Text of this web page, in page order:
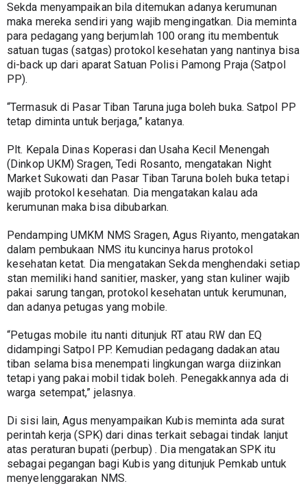
Sekda menyampaikan bila ditemukan adanya kerumunan
maka mereka sendiri yang wajib mengingatkan. Dia meminta
para pedagang yang berjumlah 100 orang itu membentuk
satuan tugas (satgas) protokol kesehatan yang nantinya bisa
di-back up dari aparat Satuan Polisi Pamong Praja (Satpol
PP).
“Termasuk di Pasar Tiban Taruna juga boleh buka. Satpol PP
tetap diminta untuk berjaga,” katanya.
Plt. Kepala Dinas Koperasi dan Usaha Kecil Menengah
(Dinkop UKM) Sragen, Tedi Rosanto, mengatakan Night
Market Sukowati dan Pasar Tiban Taruna boleh buka tetapi
wajib protokol kesehatan. Dia mengatakan kalau ada
kerumunan maka bisa dibubarkan.
Pendamping UMKM NMS Sragen, Agus Riyanto, mengatakan
dalam pembukaan NMS itu kuncinya harus protokol
kesehatan ketat. Dia mengatakan Sekda menghendaki setiap
stan memiliki hand sanitier, masker, yang stan kuliner wajib
pakai sarung tangan, protokol kesehatan untuk kerumunan,
dan adanya petugas yang mobile.
“Petugas mobile itu nanti ditunjuk RT atau RW dan EQ
didampingi Satpol PP. Kemudian pedagang dadakan atau
tiban selama bisa menempati lingkungan warga diizinkan
tetapi yang pakai mobil tidak boleh. Penegakkannya ada di
warga setempat,” jelasnya.
Di sisi lain, Agus menyampaikan Kubis meminta ada surat
perintah kerja (SPK) dari dinas terkait sebagai tindak lanjut
atas peraturan bupati (perbup) . Dia mengatakan SPK itu
sebagai pegangan bagi Kubis yang ditunjuk Pemkab untuk
menyelenggarakan NMS.